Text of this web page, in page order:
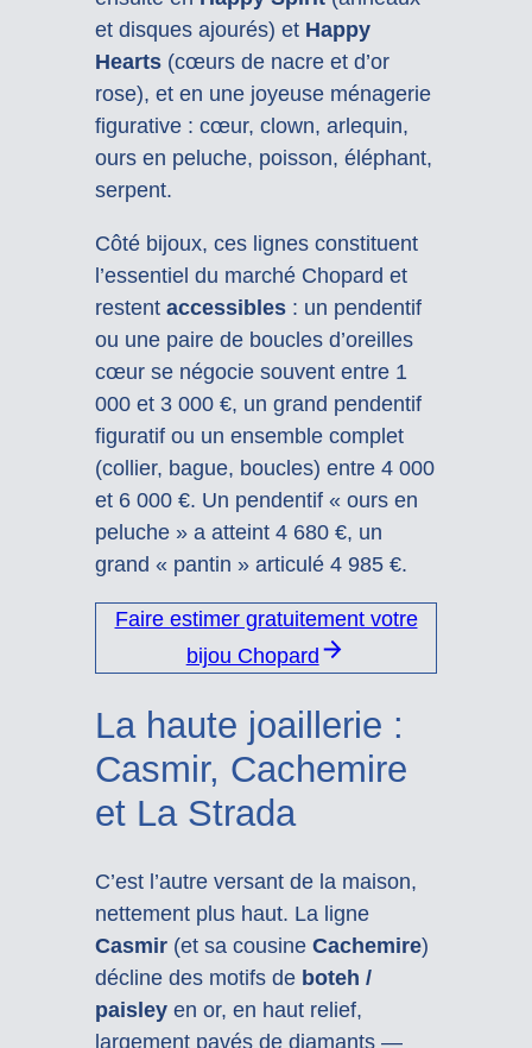
et disques ajourés) et Happy
Hearts(cœurs de nacre et d’or
rose), et en une joyeuse ménagerie
figurative : cœur, clown, arlequin,
ours en peluche, poisson, éléphant,
serpent.
Côté bijoux, ces lignes constituent
l’essentiel du marché Chopard et
restent accessibles: un pendentif
ou une paire de boucles d’oreilles
cœur se négocie souvent entre 1
000 et 3 000 €, un grand pendentif
figuratif ou un ensemble complet
(collier, bague, boucles) entre 4 000
et 6 000 €. Un pendentif « ours en
peluche » a atteint 4 680 €, un
grand « pantin » articulé 4 985 €.
Faire estimer gratuitement votre
bijou Chopard
La haute joaillerie :
Casmir, Cachemire
et La Strada
C’est l’autre versant de la maison,
nettement plus haut. La ligne
Casmir(et sa cousine Cachemire)
décline des motifs de boteh /
paisleyen or, en haut relief,
largement pavés de diamants —